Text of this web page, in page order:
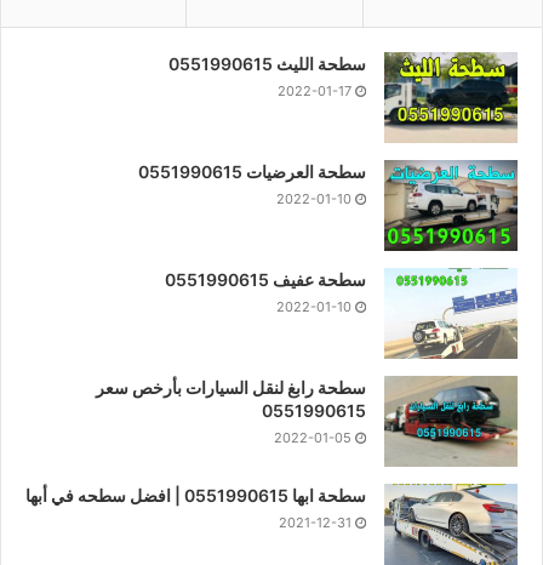
سطحة الليث 0551990615
2022-01-17
سطحة العرضيات 0551990615
2022-01-10
سطحة عفيف 0551990615
2022-01-10
سطحة رابغ لنقل السيارات بأرخص سعر
0551990615
2022-01-05
سطحة ابها 0551990615 | افضل سطحه في أبها
2021-12-31